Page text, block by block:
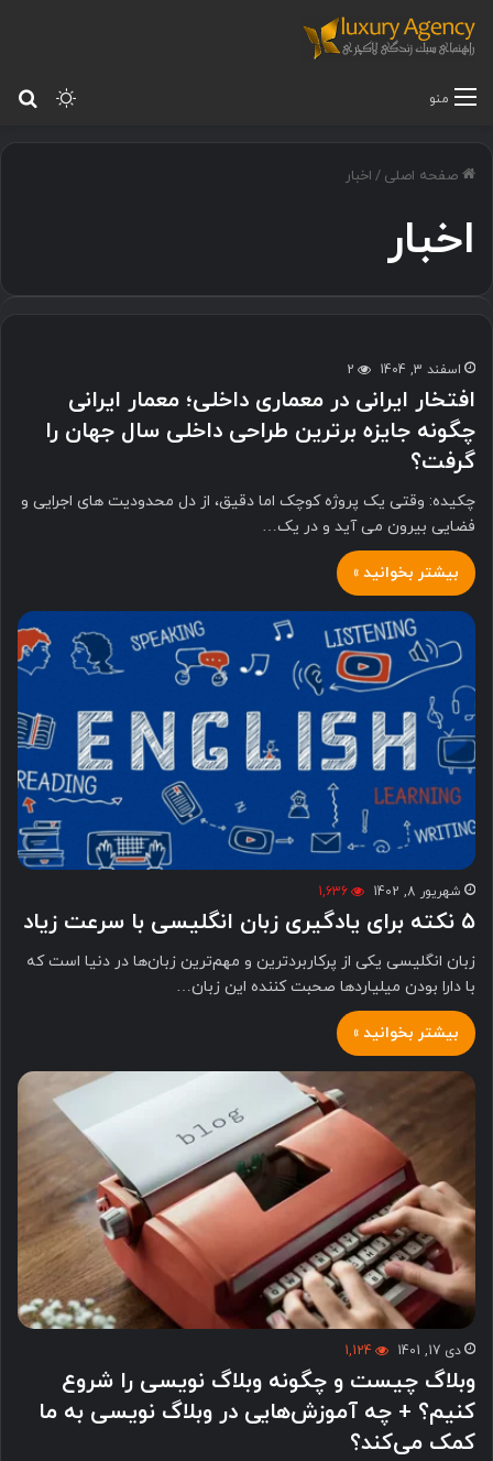
منو
صفحه اصلی / اخبار
اخبار
اسفند 3, 1404 2
افتخار ایرانی در معماری داخلی؛ معمار ایرانی
چگونه جایزه برترین طراحی داخلی سال جهان را
گرفت؟
چکیده: وقتی یک پروژه کوچک اما دقیق، از دل محدودیت های اجرایی و
فضایی بیرون می آید و در یک…
بیشتر بخوانید »
شهریور 8, 1402 1,636
۵ نکته برای یادگیری زبان انگلیسی با سرعت زیاد
زبان انگلیسی یکی از پرکاربردترین و مهم‌ترین زبان‌ها در دنیا است که
با دارا بودن میلیاردها صحبت کننده این زبان…
بیشتر بخوانید »
دی 17, 1401 1,124
وبلاگ چیست و چگونه وبلاگ نویسی را شروع
کنیم؟ + چه آموزش‌هایی در وبلاگ نویسی به ما
کمک می‌کند؟